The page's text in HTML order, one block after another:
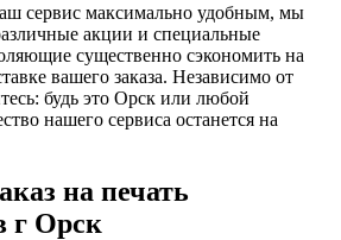
сервис максимально удобным, мы
акции и специальные
существенно сэкономить на
вашего заказа. Независимо от
будь это Орск или любой
нашего сервиса останется на
на печать
г Орск